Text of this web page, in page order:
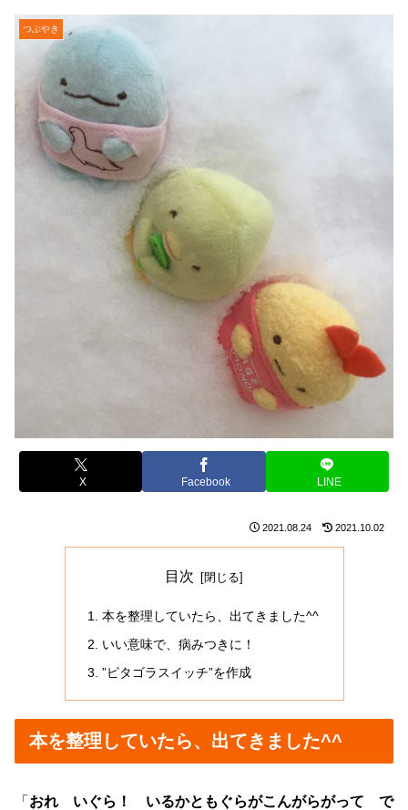
つぶやき
X Facebook LINE
2021.08.24 2021.10.02
目次
本を整理していたら、出てきました^^
いい意味で、病みつきに！
”ピタゴラスイッチ”を作成
本を整理していたら、出てきました^^
「 おれ いぐら！ いるかともぐらがこんがらがって で